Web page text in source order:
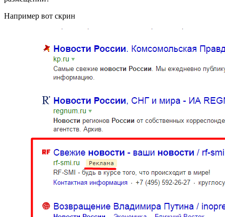
Например вот скрин